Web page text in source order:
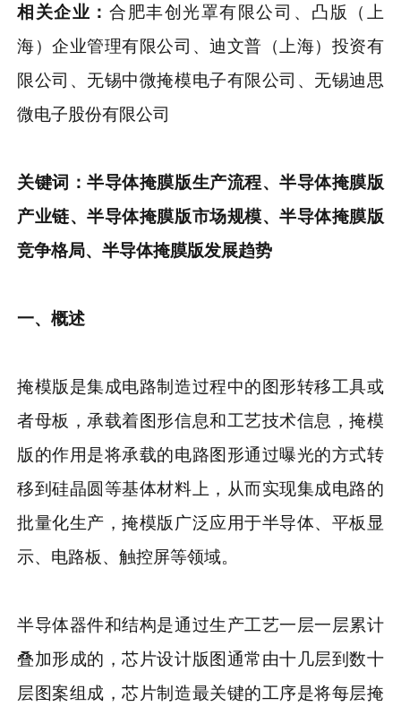
相关企业： 合肥丰创光罩有限公司、凸版（上
海）企业管理有限公司、迪文普（上海）投资有
限公司、无锡中微掩模电子有限公司、无锡迪思
微电子股份有限公司
关键词：半导体掩膜版生产流程、半导体掩膜版
产业链、半导体掩膜版市场规模、半导体掩膜版
竞争格局、半导体掩膜版发展趋势
一、概述
掩模版是集成电路制造过程中的图形转移工具或
者母板，承载着图形信息和工艺技术信息，掩模
版的作用是将承载的电路图形通过曝光的方式转
移到硅晶圆等基体材料上，从而实现集成电路的
批量化生产，掩模版广泛应用于半导体、平板显
示、电路板、触控屏等领域。
半导体器件和结构是通过生产工艺一层一层累计
叠加形成的，芯片设计版图通常由十几层到数十
层图案组成，芯片制造最关键的工序是将每层掩